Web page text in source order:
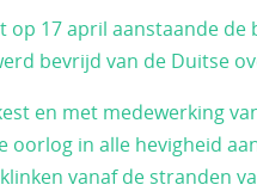
17 april aanstaande de
bevrijd van de Duitse
en met medewerking
in alle hevigheid
vanaf de stranden